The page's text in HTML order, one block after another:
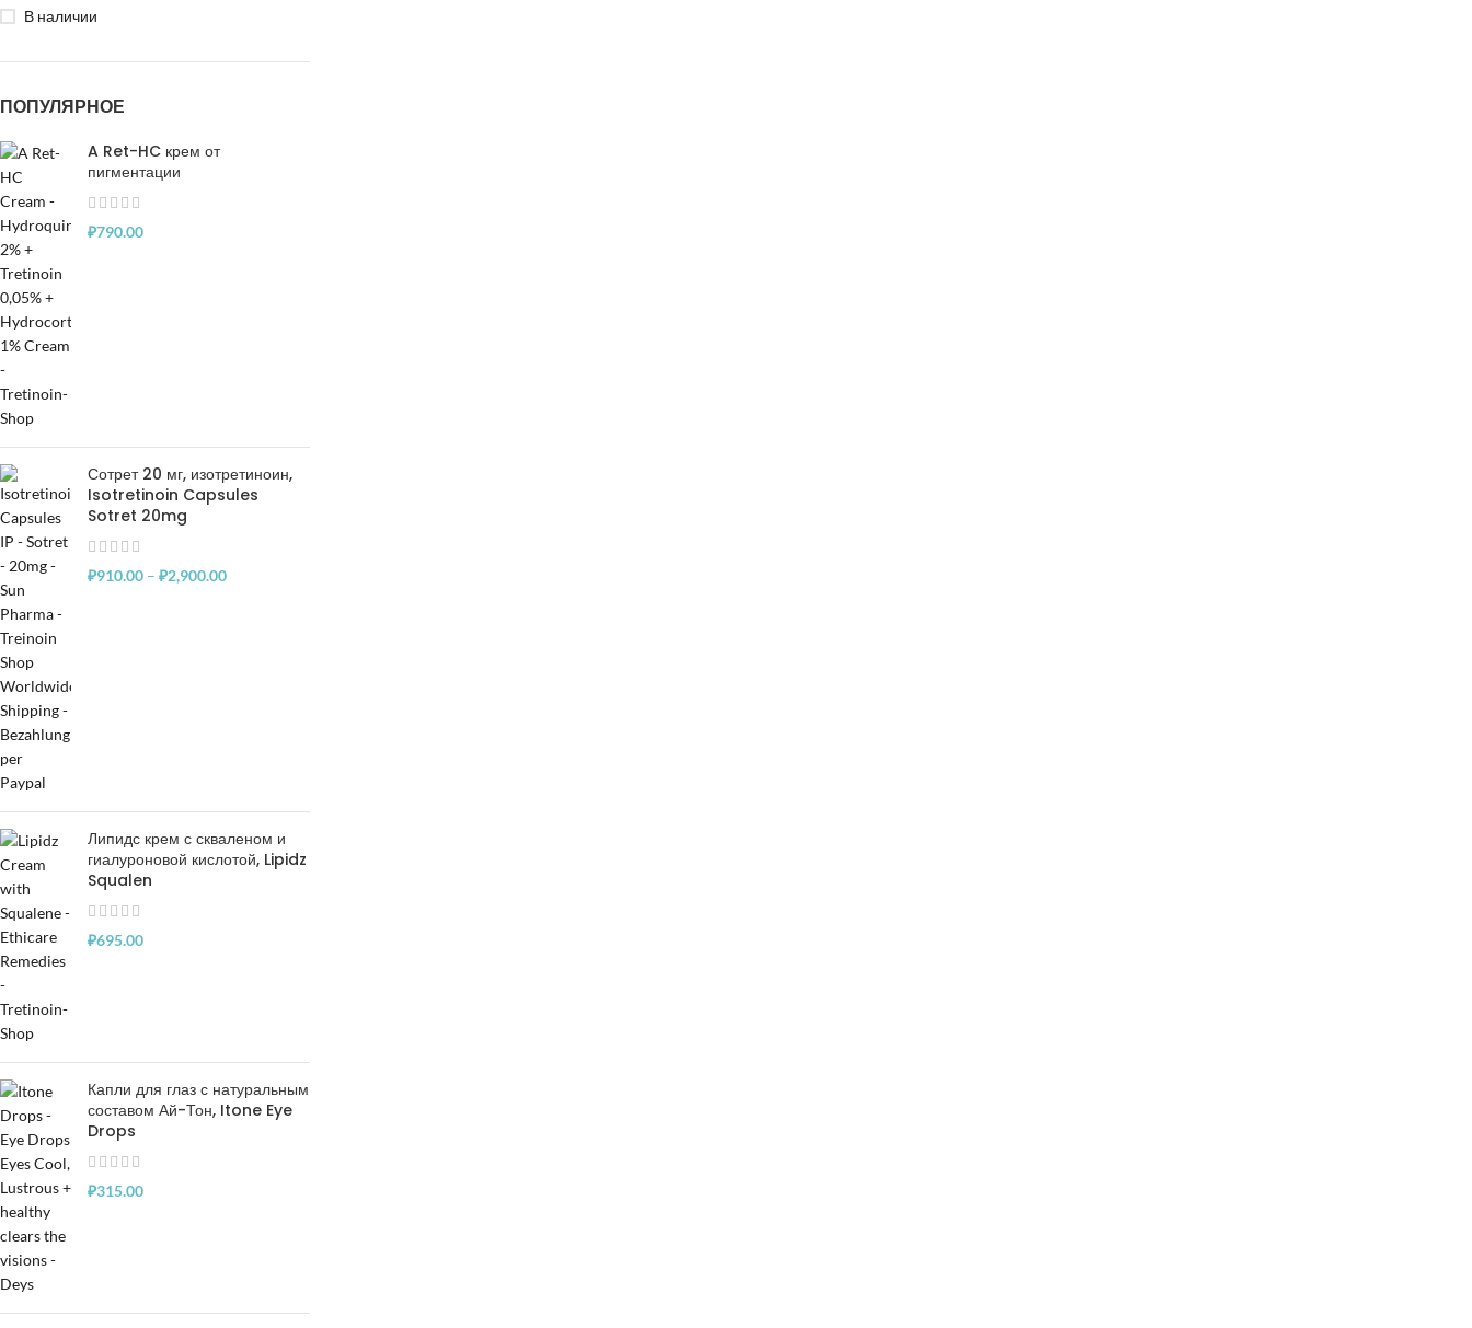
В наличии
ПОПУЛЯРНОЕ
A Ret-HC крем от
пигментации
₽790.00
Сотрет 20 мг, изотретиноин,
Isotretinoin Capsules
Sotret 20mg
₽910.00 – ₽2,900.00
Липидс крем с скваленом и
гиалуроновой кислотой, Lipidz
Squalen
₽695.00
Капли для глаз с натуральным
составом Ай-Тон, Itone Eye
Drops
₽315.00